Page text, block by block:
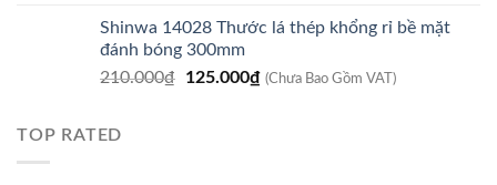
là:
800.000₫.
tại
540.000₫.
Shinwa 14028 Thước lá thép khổng rỉ bề mặt
đánh bóng 300mm
210.000₫
Giá
125.000₫Giá
(Chưa Bao Gồm VAT)
TOP RATED